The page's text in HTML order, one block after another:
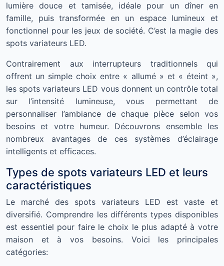
lumière douce et tamisée, idéale pour un dîner en
famille, puis transformée en un espace lumineux et
fonctionnel pour les jeux de société. C’est la magie des
spots variateurs LED.
Contrairement aux interrupteurs traditionnels qui
offrent un simple choix entre « allumé » et « éteint »,
les spots variateurs LED vous donnent un contrôle total
sur l’intensité lumineuse, vous permettant de
personnaliser l’ambiance de chaque pièce selon vos
besoins et votre humeur. Découvrons ensemble les
nombreux avantages de ces systèmes d’éclairage
intelligents et efficaces.
Types de spots variateurs LED et leurs
caractéristiques
Le marché des spots variateurs LED est vaste et
diversifié. Comprendre les différents types disponibles
est essentiel pour faire le choix le plus adapté à votre
maison et à vos besoins. Voici les principales
catégories: